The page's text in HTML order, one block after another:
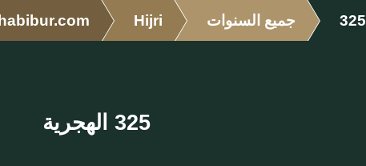
habibur.com Hijri جميع السنوات 325
325 الهجرية